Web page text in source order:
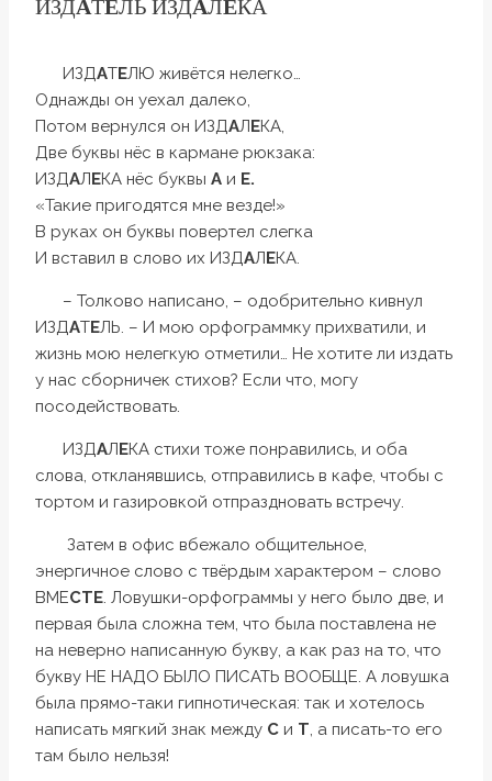
ИЗДАТЕЛЬ ИЗДАЛЕКА
ИЗДАТЕЛЮ живётся нелегко…
Однажды он уехал далеко,
Потом вернулся он ИЗДАЛЕКА,
Две буквы нёс в кармане рюкзака:
ИЗДАЛЕКА нёс буквы А и Е.
«Такие пригодятся мне везде!»
В руках он буквы повертел слегка
И вставил в слово их ИЗДАЛЕКА.
– Толково написано, – одобрительно кивнул
ИЗДАТЕЛЬ. – И мою орфограммку прихватили, и
жизнь мою нелегкую отметили… Не хотите ли издать
у нас сборничек стихов? Если что, могу
посодействовать.
ИЗДАЛЕКА стихи тоже понравились, и оба
слова, откланявшись, отправились в кафе, чтобы с
тортом и газировкой отпраздновать встречу.
Затем в офис вбежало общительное,
энергичное слово с твёрдым характером – слово
ВМЕСТЕ. Ловушки-орфограммы у него было две, и
первая была сложна тем, что была поставлена не
на неверно написанную букву, а как раз на то, что
букву НЕ НАДО БЫЛО ПИСАТЬ ВООБЩЕ. А ловушка
была прямо-таки гипнотическая: так и хотелось
написать мягкий знак между С и Т, а писать-то его
там было нельзя!